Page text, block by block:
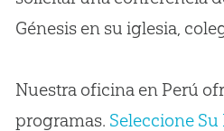
Génesis en su iglesia,
Nuestra oficina en Perú
programas. Seleccione